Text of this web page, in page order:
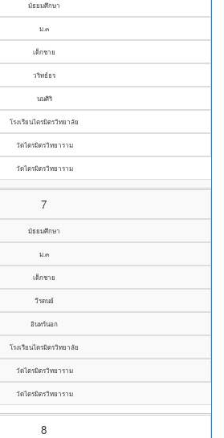
มัธยมศึกษา
ม.๓
เด็กชาย
วริทธ์ธร
นนศิริ
โรงเรียนไตรมิตรวิทยาลัย
วัดไตรมิตรวิทยาราม
วัดไตรมิตรวิทยาราม
7
มัธยมศึกษา
ม.๓
เด็กชาย
วีรดนย์
อินทร์นอก
โรงเรียนไตรมิตรวิทยาลัย
วัดไตรมิตรวิทยาราม
วัดไตรมิตรวิทยาราม
8